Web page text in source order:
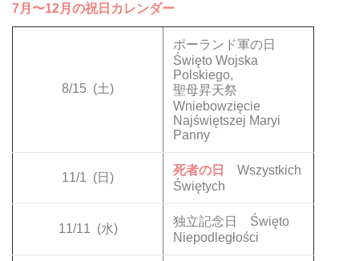
7月〜12月の祝日カレンダー
8/15 (土)
ポーランド軍の日
Święto Wojska
Polskiego,
聖母昇天祭
Wniebowzięcie
Najświętszej Maryi
Panny
11/1 (日)
死者の日
Wszystkich
Świętych
11/11 (水)
独立記念日 Święto
Niepodległości